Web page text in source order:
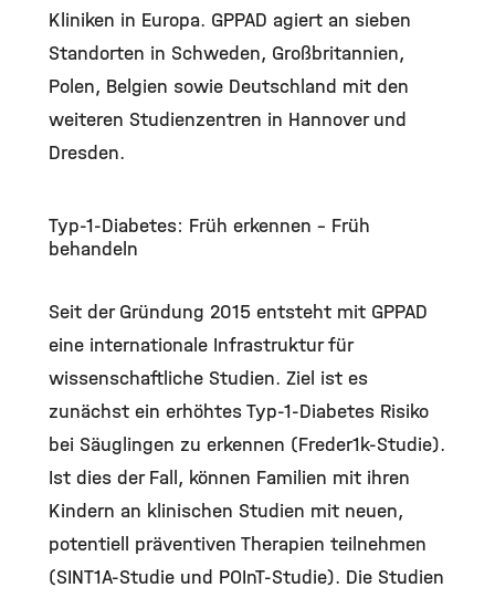
Kliniken in Europa. GPPAD agiert an sieben
Standorten in Schweden, Großbritannien,
Polen, Belgien sowie Deutschland mit den
weiteren Studienzentren in Hannover und
Dresden.
Typ-1-Diabetes: Früh erkennen – Früh
behandeln
Seit der Gründung 2015 entsteht mit GPPAD
eine internationale Infrastruktur für
wissenschaftliche Studien. Ziel ist es
zunächst ein erhöhtes Typ-1-Diabetes Risiko
bei Säuglingen zu erkennen (Freder1k-Studie).
Ist dies der Fall, können Familien mit ihren
Kindern an klinischen Studien mit neuen,
potentiell präventiven Therapien teilnehmen
(SINT1A-Studie und POInT-Studie). Die Studien